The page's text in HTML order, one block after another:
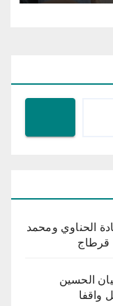
الدولي- الدورة 60: ميادة الحناوي ومحمد
قرطاج
الحسين
واقفا